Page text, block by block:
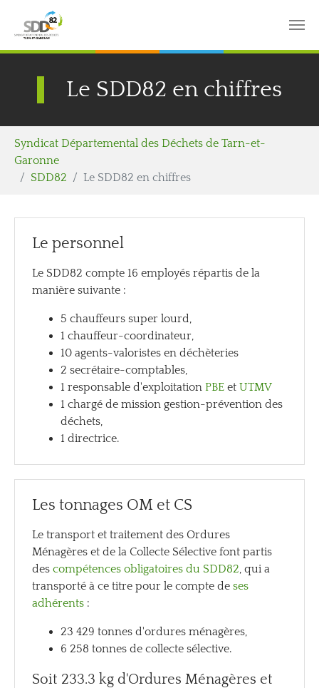
Aller au contenu principal
Le SDD82 en chiffres
Syndicat Départemental des Déchets de Tarn-et-
Garonne
SDD82
Le SDD82 en chiffres
Le personnel
Le SDD82 compte 16 employés répartis de la
manière suivante :
5 chauffeurs super lourd,
1 chauffeur-coordinateur,
10 agents-valoristes en déchèteries
2 secrétaire-comptables,
1 responsable d'exploitation PBE et UTMV
1 chargé de mission gestion-prévention des
déchets,
1 directrice.
Les tonnages OM et CS
Le transport et traitement des Ordures
Ménagères et de la Collecte Sélective font partis
des compétences obligatoires du SDD82, qui a
transporté à ce titre pour le compte de ses
adhérents :
23 429 tonnes d'ordures ménagères,
6 258 tonnes de collecte sélective.
Soit 233.3 kg d'Ordures Ménagères et
Panneau de gestion des cookies